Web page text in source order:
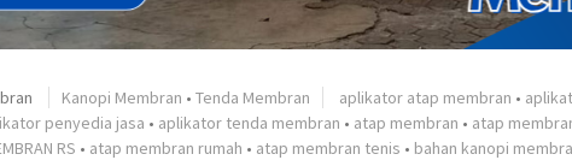
Kanopi Membran • Tenda Membran aplikator atap membran •
penyedia jasa • aplikator tenda membran • atap membran • atap
RS • atap membran rumah • atap membran tenis • bahan kanopi